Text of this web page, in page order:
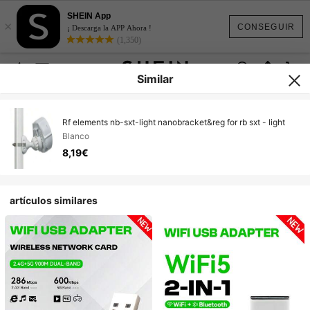
CONSEGUIR
×
SHEIN App
¡ Descarga la APP Ahora !
(1,350)
Similar
Rf elements nb-sxt-light nanobracket&reg for rb sxt - light
Blanco
8,19€
artículos similares